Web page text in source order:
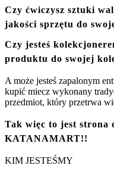
Czy ćwiczysz sztuki
jakości sprzętu do
Czy jesteś
produktu do swojej
A może jesteś zapalonym
kupić miecz wykonany
przedmiot, który przetrwa
Tak więc to jest strona
KATANAMART!!
KIM JESTEŚMY